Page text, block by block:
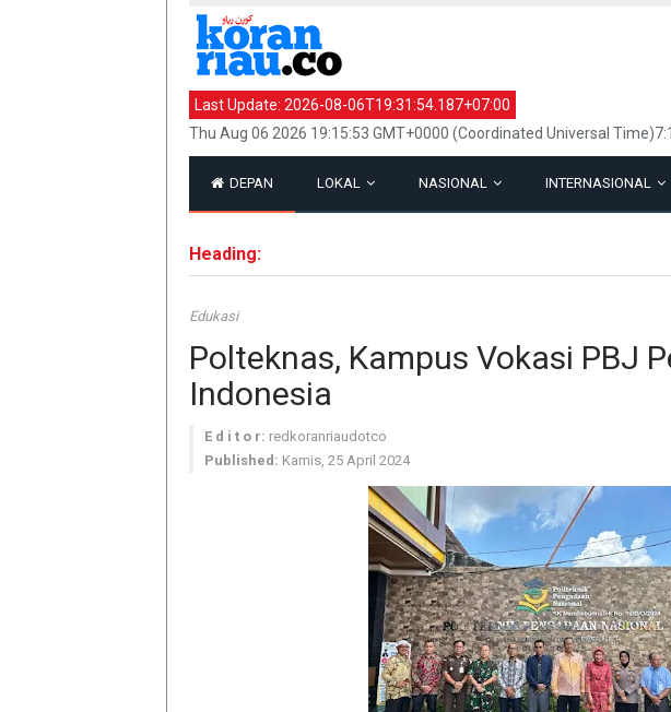
Last Update: 2026-08-06T19:31:54.187+07:00
Thu Aug 06 2026 19:15:53 GMT+0000 (Coordinated Universal
DEPAN LOKAL NASIONAL INTERNASIONAL
Heading:
Edukasi
Polteknas, Kampus Vokasi PBJ
Indonesia
E d i t o r: redkoranriaudotco
Published: Kamis, 25 April 2024